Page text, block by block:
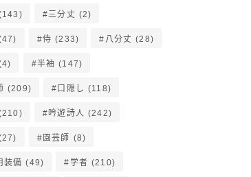
三分丈 (2)
侍 (233) 八分丈 (28)
半袖 (147)
(209) 口隠し (118)
吟遊詩人 (242)
園芸師 (8)
装備 (49) 学者 (210)